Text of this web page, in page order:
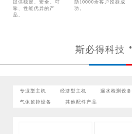
提供稳定、安全、可
靠、性能优异的产
品。
助10000余客户投标成
功。
斯必得科技
专业型主机 经济型主机 漏水检测设备
气体监控设备 其他配件产品